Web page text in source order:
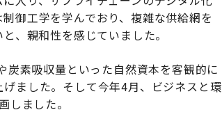
御工学を学んでおり、複雑な供給網を
、親和性を感じていました。
素吸収量といった自然資本を客観的に
ました。そして今年4月、ビジネスと環
ました。